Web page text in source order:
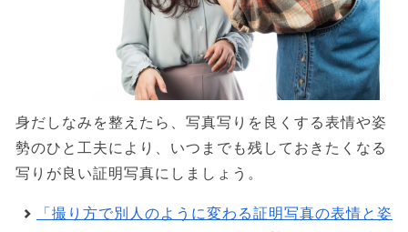
身だしなみを整えたら、写真写りを良くする表情や姿
勢のひと工夫により、いつまでも残しておきたくなる
写りが良い証明写真にしましょう。
「撮り方で別人のように変わる証明写真の表情と姿